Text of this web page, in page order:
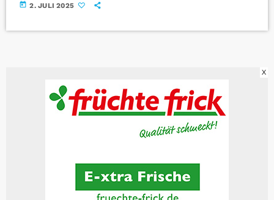
today 2. JULI 2025
X